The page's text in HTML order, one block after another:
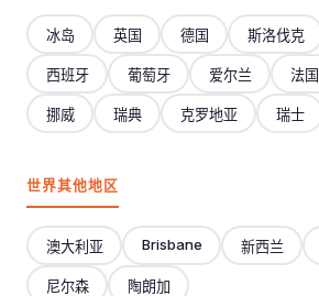
冰岛 英国 德国 斯洛伐克
西班牙 葡萄牙 爱尔兰 法国
挪威 瑞典 克罗地亚 瑞士
世界其他地区
澳大利亚 Brisbane 新西兰
尼尔森 陶朗加